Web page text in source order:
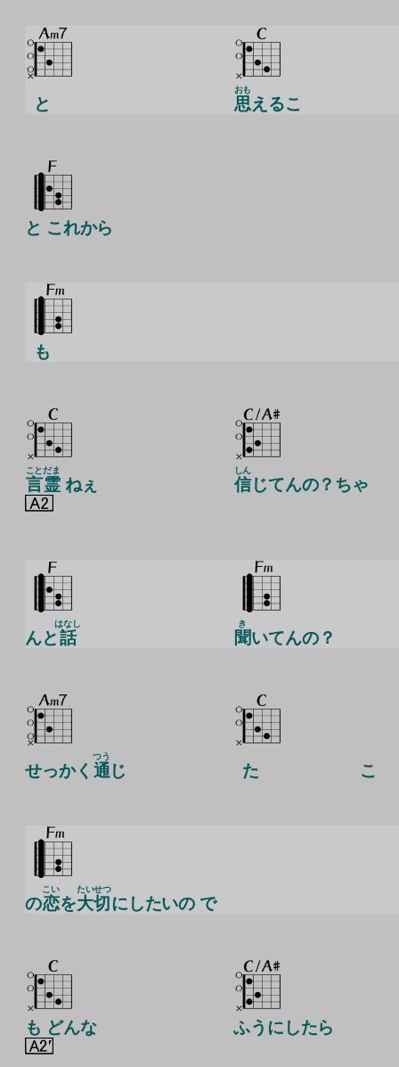
と 思
おも
えるこ
と これから
も
言
こと
霊
だま
ねぇ 信
しん
じてんの？ちゃ
んと話
はなし
聞
き
いてんの？
せっかく 通
つう
じ た こ
の恋
こい
を大切
たいせつ
にしたいの で
も どんな ふうにしたら